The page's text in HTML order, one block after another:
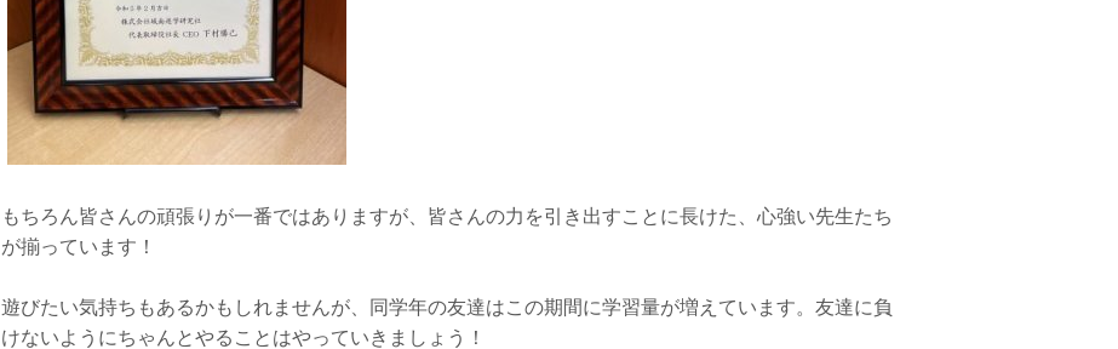
もちろん皆さんの頑張りが一番ではありますが、皆さんの力を引き出すことに長けた、心強い先生たち
が揃っています！
遊びたい気持ちもあるかもしれませんが、同学年の友達はこの期間に学習量が増えています。友達に負
けないようにちゃんとやることはやっていきましょう！